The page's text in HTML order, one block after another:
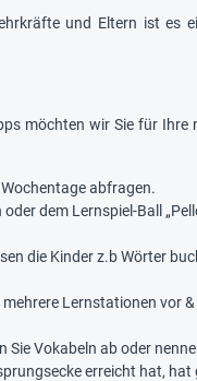
und Eltern ist es
möchten wir Sie für
abfragen.
dem Lernspiel-Ball
die Kinder z.b Wörter
Lernstationen vor
Vokabeln ab oder
erreicht hat, hat